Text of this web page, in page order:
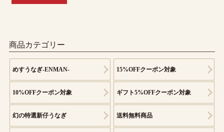
商品カテゴリー
めすうなぎ-ENMAN- 15%OFFクーポン対象
10%OFFクーポン対象 ギフト5%OFFクーポン対象
幻の特選新仔うなぎ 送料無料商品